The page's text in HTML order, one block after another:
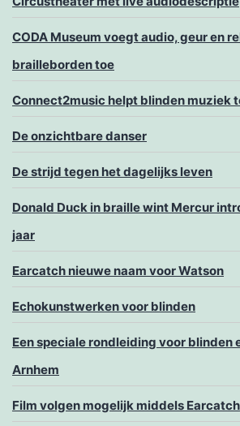
CODA Museum voegt audio, geur en
brailleborden toe
Connect2music helpt blinden muziek
De onzichtbare danser
De strijd tegen het dagelijks leven
Donald Duck in braille wint Mercur
jaar
Earcatch nieuwe naam voor Watson
Echokunstwerken voor blinden
Een speciale rondleiding voor blinden
Arnhem
Film volgen mogelijk middels Earcatch